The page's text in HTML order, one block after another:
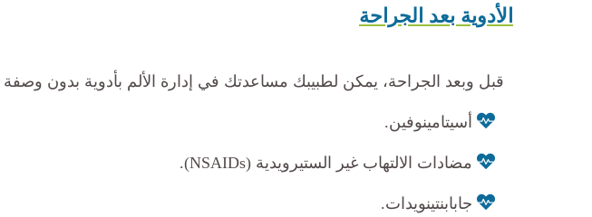
الأدوية بعد الجراحة
قبل وبعد الجراحة، يمكن لطبيبك مساعدتك في إدارة الألم بأدوية بدون
أسيتامينوفين.
مضادات الالتهاب غير الستيرويدية (NSAIDs).
جابابنتينويدات.